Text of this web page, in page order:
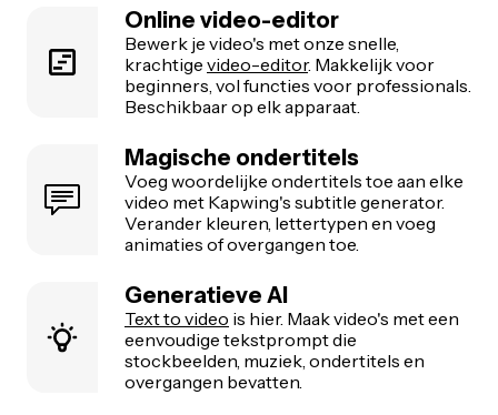
Online video-editor
Bewerk je video's met onze snelle,
krachtige video-editor. Makkelijk voor
beginners, vol functies voor professionals.
Beschikbaar op elk apparaat.
Magische ondertitels
Voeg woordelijke ondertitels toe aan elke
video met Kapwing's subtitle generator.
Verander kleuren, lettertypen en voeg
animaties of overgangen toe.
Generatieve AI
Text to video is hier. Maak video's met een
eenvoudige tekstprompt die
stockbeelden, muziek, ondertitels en
overgangen bevatten.